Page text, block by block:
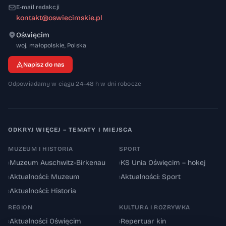
w Krakowie ani w Ciechocinku. Urząd Miasta
Oświęcim Skuteczne referendum
odwoławcze wymagałoby w Oświęcimiu
koalicji podobnej do krakowskiej:
ponadpartyjnej, skupionej na konkretnych i
odczuwalnych w codziennym życiu
KOS 2018, a przede wszystkim — tę część
wyborców Chwieruta, którzy głosowali na
niego bez przekonania i dziś żałują. Dziś
takich zarzutów nie ma. Ale bezrobocie
sięgające według marcowych danych PUP
Oświęcim 6,1 procent, zarobki poniżej 87
procent krajowej średniej i wielka
E-mail redakcji
kontakt@oswiecimskie.pl
Oświęcim
woj. małopolskie, 32-600
Polska
Napisz do nas
Odpowiadamy w ciągu 24–48 h w dni robocze
ODKRYJ WIĘCEJ – TEMATY I MIEJSCA
MUZEUM I HISTORIA
›Muzeum Auschwitz-Birkenau
›Aktualności: Muzeum
›Aktualności: Historia
SPORT
›KS Unia Oświęcim – hokej
›Aktualności: Sport
REGION
›Aktualności Oświęcim
KULTURA I ROZRYWKA
›Repertuar kin